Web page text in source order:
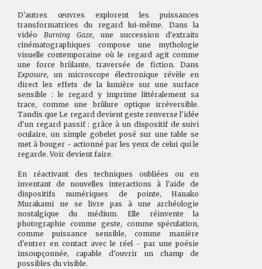
D'autres œuvres explorent les puissances
transformatrices du regard lui-même. Dans la
vidéo Burning Gaze, une succession d'extraits
cinématographiques compose une mythologie
visuelle contemporaine où le regard agit comme
une force brûlante, traversée de fiction. Dans
Exposure, un microscope électronique révèle en
direct les effets de la lumière sur une surface
sensible : le regard y imprime littéralement sa
trace, comme une brûlure optique irréversible.
Tandis que Le regard devient geste renverse l'idée
d'un regard passif : grâce à un dispositif de suivi
oculaire, un simple gobelet posé sur une table se
met à bouger - actionné par les yeux de celui qui le
regarde. Voir devient faire.
En réactivant des techniques oubliées ou en
inventant de nouvelles interactions à l'aide de
dispositifs numériques de pointe, Hanako
Murakami ne se livre pas à une archéologie
nostalgique du médium. Elle réinvente la
photographie comme geste, comme spéculation,
comme puissance sensible, comme manière
d'entrer en contact avec le réel - par une poésie
insoupçonnée, capable d'ouvrir un champ de
possibles du visible.